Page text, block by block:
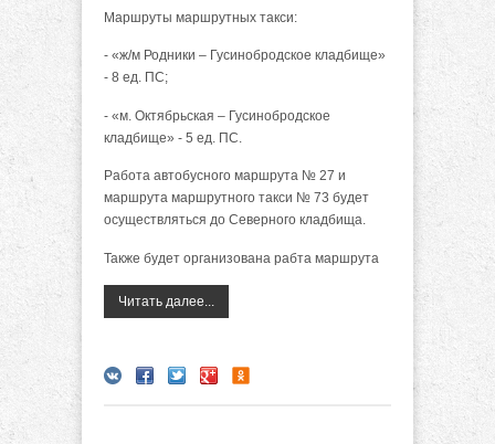
Маршруты маршрутных такси:
- «ж/м Родники – Гусинобродское кладбище»
- 8 ед. ПС;
- «м. Октябрьская – Гусинобродское
кладбище» - 5 ед. ПС.
Работа автобусного маршрута № 27 и
маршрута маршрутного такси № 73 будет
осуществляться до Северного кладбища.
Также будет организована рабта маршрута
Читать далее...